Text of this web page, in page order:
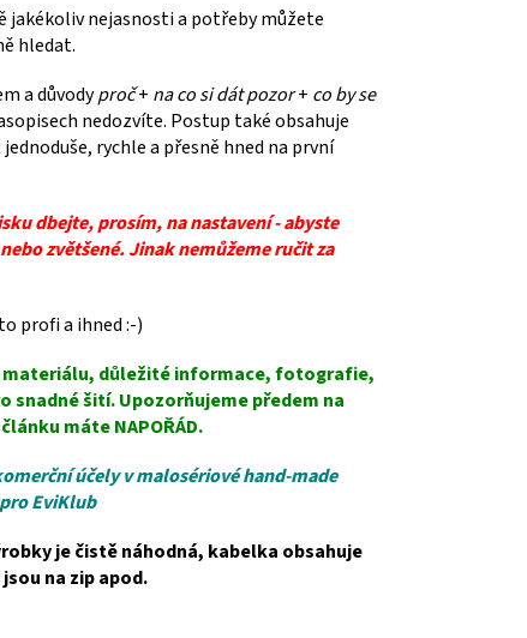
jakékoliv nejasnosti a potřeby můžete
hledat.
a důvodyproč+ na co si dát pozor+ co by se
nedozvíte. Postup také obsahuje
rychle a přesně hned na první
dbejte, prosím, na nastavení - abyste
zvětšené. Jinak nemůžeme ručit za
profi a ihned :-)
materiálu, důležité informace, fotografie,
snadné šití. Upozorňujeme předem na
máte NAPOŘÁD.
účely v malosériové hand-made
EviKlub
je čistě náhodná, kabelka obsahuje
na zip apod.